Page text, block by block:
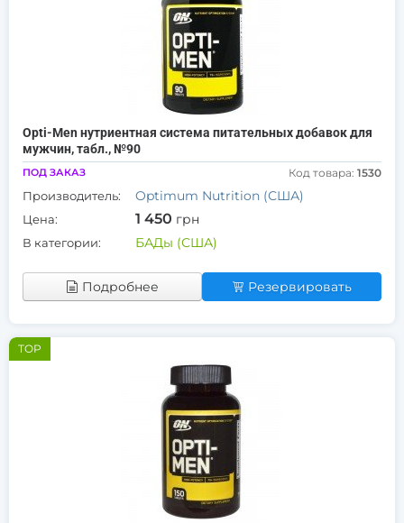
Opti-Men нутриентная система питательных добавок для
мужчин, табл., №90
ПОД ЗАКАЗ Код товара: 1530
Производитель: Optimum Nutrition (США)
Цена: 1 450 грн
В категории: БАДы (США)
Подробнее Резервировать
TOP